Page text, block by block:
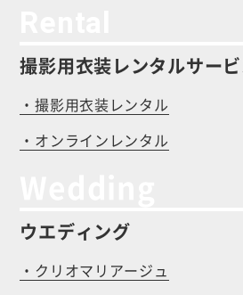
撮影用衣装レンタルサービ
・撮影用衣装レンタル
・オンラインレンタル
ウエディング
・クリオマリアージュ